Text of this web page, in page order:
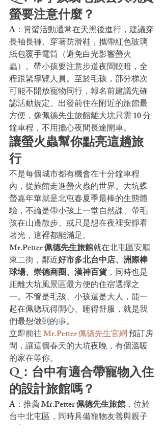
螢要注意什麼？
A：賞螢活動通常在天黑後進行，建議穿
長袖長褲、穿著防滑鞋，攜帶紅色玻璃
紙包覆手電筒（避免白光影響螢火
蟲）。帶小孩要注意步道夜間較暗，全
程跟緊導覽人員。至於毛孩，部分梯次
可能不開放寵物同行，報名前建議先確
認活動規定。出發前住在附近的旅館最
方便，像佩德先生旅館離大坑只需 10 分
鐘車程，不用擔心夜間長途開車。
讓螢火蟲幫你點亮這趟旅
行
不是每個城市都有機會在十分鐘車程
內，從旅館走進螢火蟲的世界。大坑蝶
螢嘉年華就是北屯春夏季最棒的生態體
驗，不論是帶小孩上一堂自然課、帶毛
孩在山邊散步、或只是想在夜裡安靜看
著光，這裡都能滿足。
Mr.Petter 佩德先生旅館就在北屯區安順
東二街，鄰近好市多北台中店、洲際棒
球場、崇德商圈、漢神百貨，同時也是
距離大坑風景區最方便的住宿選擇之
一。不管是毛孩、小孩還是大人，能一
起在佩德玩得開心、睡得舒服，就是我
們最想做到的事。
立即前往 Mr.Petter 佩德先生官網 預訂房
間，讓這個春天的大坑夜晚，有個溫暖
的家在等你。
Q：台中有適合帶寵物入住
的設計旅館嗎？
A：推薦 Mr.Petter 佩德先生旅館 ，位於
台中北屯區，同時具備寵物友善與親子
友善條件，曾獲 Agoda GOLD CIRCLE